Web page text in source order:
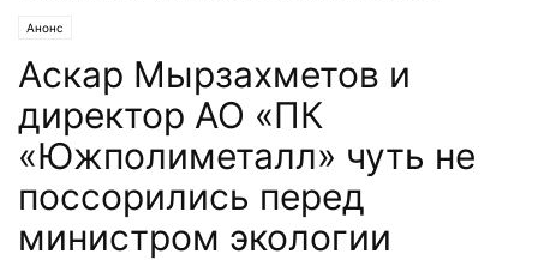
Анонс
Аскар Мырзахметов и
директор АО «ПК
«Южполиметалл» чуть не
поссорились перед
министром экологии